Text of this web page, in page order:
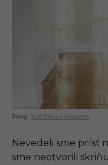
Kari Shea / Unsplash
Nevedeli sme prísť
sme neotvorili